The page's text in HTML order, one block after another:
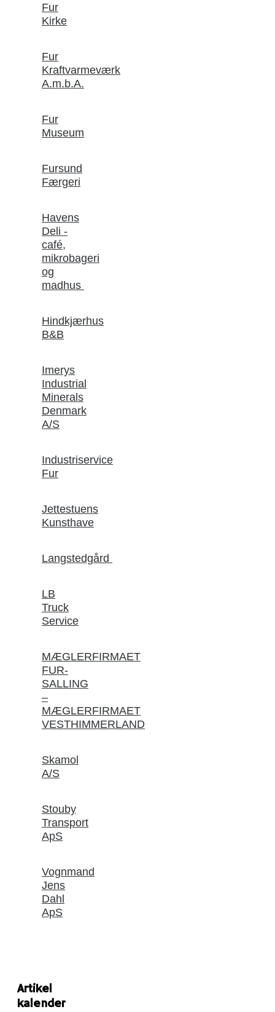
Fur
Kirke
Fur
Kraftvarmeværk
A.m.b.A.
Fur
Museum
Fursund
Færgeri
Havens
Deli -
café,
mikrobageri
og
madhus
Hindkjærhus
B&B
Imerys
Industrial
Minerals
Denmark
A/S
Industriservice
Fur
Jettestuens
Kunsthave
Langstedgård
LB
Truck
Service
MÆGLERFIRMAET
FUR-
SALLING
–
MÆGLERFIRMAET
VESTHIMMERLAND
Skamol
A/S
Stouby
Transport
ApS
Vognmand
Jens
Dahl
ApS
Artikel
kalender